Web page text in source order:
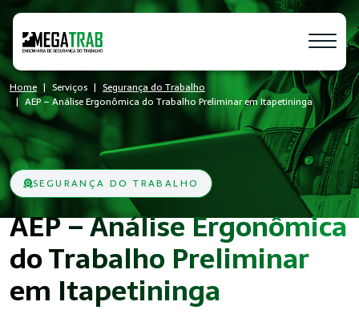
Home Serviços
Segurança do Trabalho
AEP – Análise Ergonômica do Trabalho Preliminar em Itapetininga
SEGURANÇA DO TRABALHO
AEP – Análise Ergonômica
do Trabalho Preliminar
em Itapetininga